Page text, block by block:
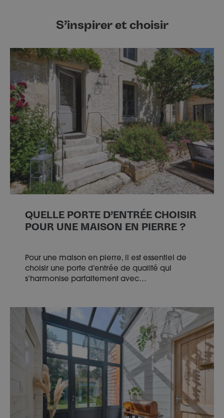
S’inspirer et choisir
QUELLE PORTE D’ENTRÉE CHOISIR
POUR UNE MAISON EN PIERRE ?
Pour une maison en pierre, il est essentiel de
choisir une porte d’entrée de qualité qui
s’harmonise parfaitement avec…